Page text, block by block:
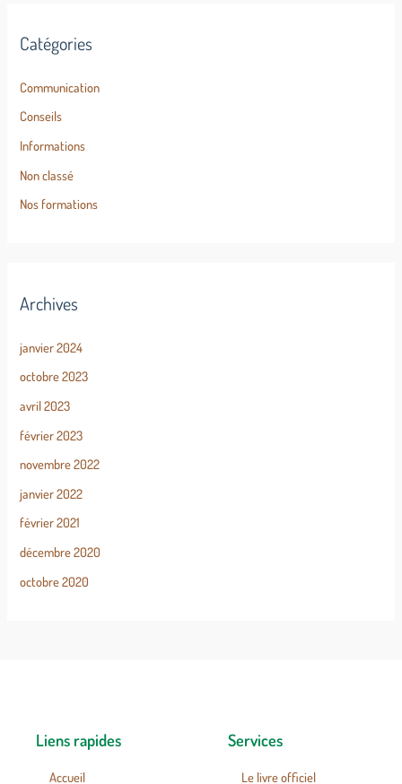
Catégories
Communication
Conseils
Informations
Non classé
Nos formations
Archives
janvier 2024
octobre 2023
avril 2023
février 2023
novembre 2022
janvier 2022
février 2021
décembre 2020
octobre 2020
Liens rapides
Accueil
Services
Le livre officiel